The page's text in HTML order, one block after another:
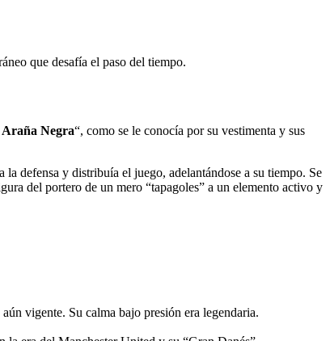
que desafía el paso del tiempo.
Negra“, como se le conocía por su vestimenta y sus
defensa y distribuía el juego, adelantándose a su tiempo. Se
del portero de un mero “tapagoles” a un elemento activo y
vigente. Su calma bajo presión era legendaria.